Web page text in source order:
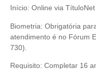
Início: Online via
Biometria: Obrigatória
atendimento é no Fórum
730).
Requisito: Completar 16